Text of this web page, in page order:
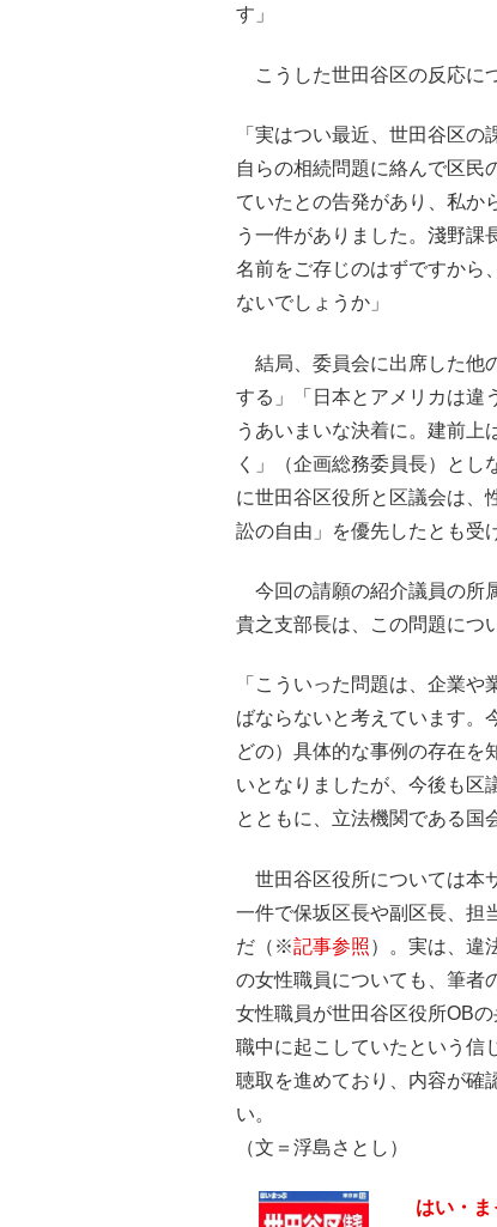
す」
こうした世田谷区の反応に
「実はつい最近、世田谷区の
自らの相続問題に絡んで区民
ていたとの告発があり、私か
う一件がありました。淺野課
名前をご存じのはずですから
ないでしょうか」
結局、委員会に出席した他
する」「日本とアメリカは違
うあいまいな決着に。建前上
く」（企画総務委員長）とし
に世田谷区役所と区議会は、
訟の自由」を優先したとも受
今回の請願の紹介議員の所
貴之支部長は、この問題につ
「こういった問題は、企業
ばならないと考えています。
どの）具体的な事例の存在を
いとなりましたが、今後も区
とともに、立法機関である国
世田谷区役所については本
一件で保坂区長や副区長、担
だ（※記事参照）。実は、違
の女性職員についても、筆者
女性職員が世田谷区役所OB
職中に起こしていたという信
聴取を進めており、内容が確
い。
（文＝浮島さとし）
はい・ま